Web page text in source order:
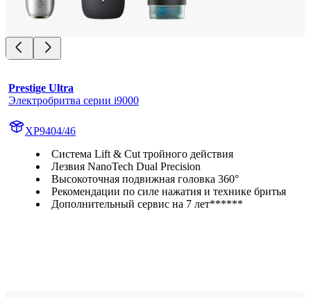
Prestige Ultra
Электробритва серии i9000
XP9404/46
Система Lift & Cut тройного действия
Лезвия NanoTech Dual Precision
Высокоточная подвижная головка 360°
Рекомендации по силе нажатия и технике бритья
Дополнительный сервис на 7 лет******